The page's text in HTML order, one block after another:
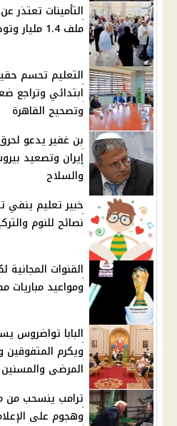
التأمينات تعتذر
ملف 1.4 مليار وتوضح تعديلات يوليو
التعليم تحسم
ابتدائي وتراجع
وتصحيح القاهرة
بن غفير يدعو
إيران وتصعيد
والسلاح
خبير تعليم ينفي
نصائح للنوم
ومواعيد مباريات
البابا تواضروس
ويكرم
المرضى والمسنين
ترامب ينسحب من
وهجوم على